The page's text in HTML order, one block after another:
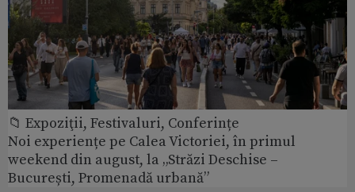
📁 Expoziţii, Festivaluri, Conferințe
Noi experiențe pe Calea Victoriei, în primul
weekend din august, la „Străzi Deschise –
București, Promenadă urbană”